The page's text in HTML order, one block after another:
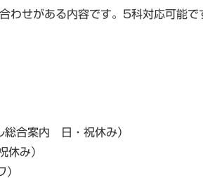
わせがある内容です。5科対応可能で
合案内 日・祝休み）
み）